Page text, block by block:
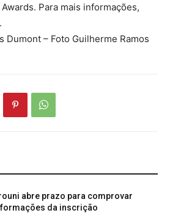
Para mais informações,
Dumont – Foto Guilherme Ramos
abre prazo para comprovar
da inscrição